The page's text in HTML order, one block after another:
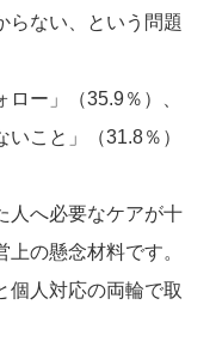
らない、という問題
ロー」（35.9％）、
いこと」（31.8％）
人へ必要なケアが十
の懸念材料です。
個人対応の両輪で取